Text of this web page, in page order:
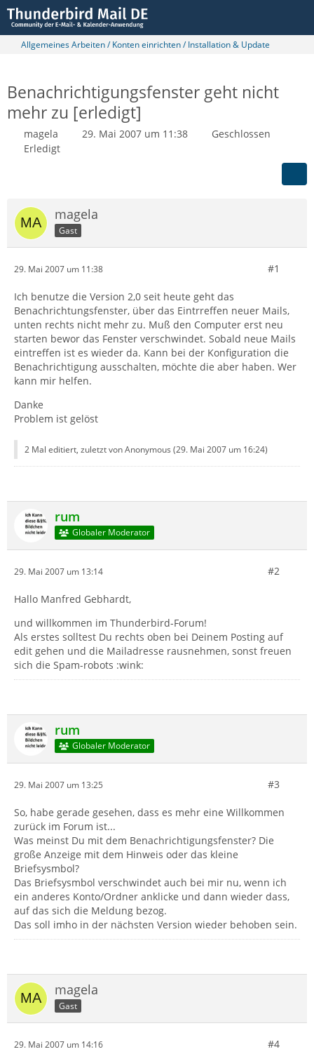
Allgemeines Arbeiten / Konten einrichten / Installation & Update
Benachrichtigungsfenster geht nicht
mehr zu [erledigt]
magela 29. Mai 2007 um 11:38
Geschlossen
Erledigt
magela
Gast
29. Mai 2007 um 11:38 #1
Ich benutze die Version 2,0 seit heute geht das
Benachrichtungsfenster, über das Eintrreffen neuer Mails,
unten rechts nicht mehr zu. Muß den Computer erst neu
starten bewor das Fenster verschwindet. Sobald neue Mails
eintreffen ist es wieder da. Kann bei der Konfiguration die
Benachrichtigung ausschalten, möchte die aber haben. Wer
kann mir helfen.
Danke
Problem ist gelöst
2 Mal editiert, zuletzt von Anonymous (29. Mai 2007 um 16:24)
rum
Globaler Moderator
29. Mai 2007 um 13:14 #2
Hallo Manfred Gebhardt,
und willkommen im Thunderbird-Forum!
Als erstes solltest Du rechts oben bei Deinem Posting auf
edit gehen und die Mailadresse rausnehmen, sonst freuen
sich die Spam-robots :wink:
rum
Globaler Moderator
29. Mai 2007 um 13:25 #3
So, habe gerade gesehen, dass es mehr eine Willkommen
zurück im Forum ist...
Was meinst Du mit dem Benachrichtigungsfenster? Die
große Anzeige mit dem Hinweis oder das kleine
Briefsysmbol?
Das Briefsysmbol verschwindet auch bei mir nu, wenn ich
ein anderes Konto/Ordner anklicke und dann wieder dass,
auf das sich die Meldung bezog.
Das soll imho in der nächsten Version wieder behoben sein.
magela
Gast
29. Mai 2007 um 14:16 #4